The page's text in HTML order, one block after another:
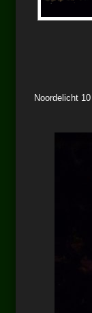
Noordelicht